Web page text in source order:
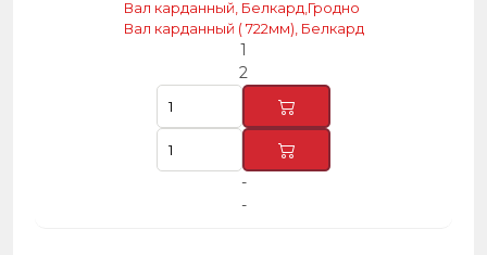
Вал карданный, Белкард,Гродно
Вал карданный ( 722мм), Белкард
1
2
-
-